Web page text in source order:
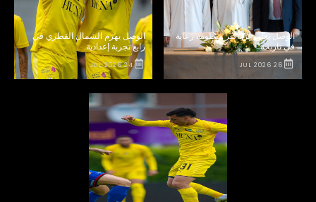
الوصل يعلن عن أكبر منظومة رعاية
في تاريخه
الوصل يهزم الشمال القطري في
رابع تجربة إعدادية
24 JUL 2026